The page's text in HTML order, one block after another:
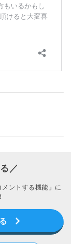
／
ントする機能」に